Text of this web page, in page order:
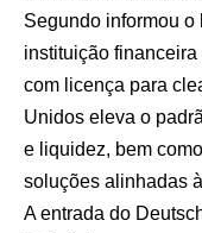
Segundo informou
instituição
com licença para
Unidos eleva o
e liquidez, bem
soluções alinhadas
A entrada do